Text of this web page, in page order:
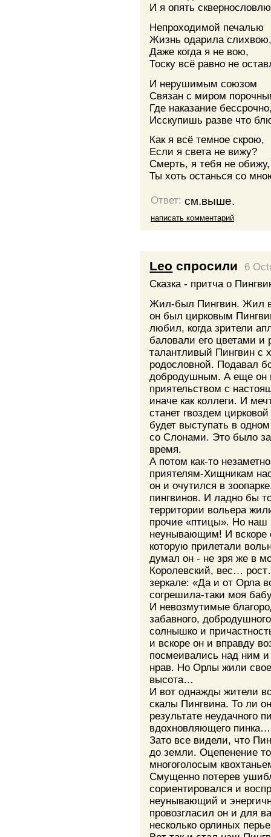
И я опять
Непроходимой печалью
Жизнь одарила
Даже когда я не вою,
Тоску всё равно не
И нерушимым союзом
Связан с миром
Где наказание
Исскупишь разве что
Как я всё темное скрою,
Если я света не вижу?
Смерть, я тебя не обижу,
Ты хоть останься со
Ответ:см.выше.
написать комментарий
Leo спросили
6
Сказка - притча о
Жил-был Пингвин. Жил в
он был цирковым
любил, когда зрители
баловали его цветами
талантливый Пингвин с
родословной. Подавал
добродушным. А еще он
приятельством с
иначе как коллеги. И
станет гвоздем
будет выступать в
со Слонами. Это было
время.
А потом как-то
приятелям-Хищникам
он и очутился в
пингвинов. И ладно бы
территории вольера
прочие «птицы». Но
неунывающим! И вскоре
которую прилетали
думал он - не зря же в
Королевский, вес…
зеркале: «Да и от Орла
согрешила-таки моя
И невозмутимые
забавного,
солнышко и
и вскоре он и вправду
посмеивались над ним
нрав. Но Орлы жили
высота…
И вот однажды жители
скалы Пингвина. То ли
результате
вдохновляющего
Зато все видели, что
до земли. Оцепенение
многоголосым
Смущенно потерев
сориентировался и
неунывающий и
провозгласил он и для
несколько орлиных